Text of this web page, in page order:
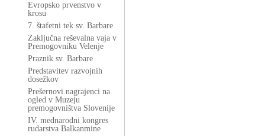
Evropsko prvenstvo v
krosu
7. štafetni tek sv. Barbare
Zaključna reševalna vaja v
Premogovniku Velenje
Praznik sv. Barbare
Predstavitev razvojnih
dosežkov
Prešernovi nagrajenci na
ogled v Muzeju
premogovništva Slovenije
IV. mednarodni kongres
rudarstva Balkanmine